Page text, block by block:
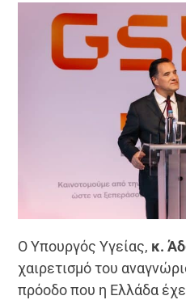
Ο Υπουργός Υγείας, κ.
χαιρετισμό του
πρόοδο που η Ελλάδα